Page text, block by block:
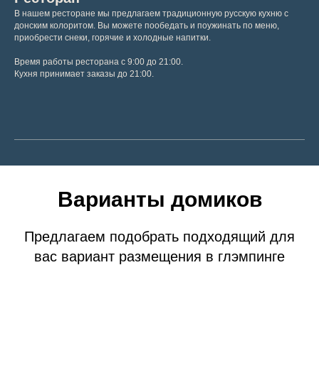
В нашем ресторане мы предлагаем традиционную русскую кухню с
донским колоритом. Вы можете пообедать и поужинать по меню,
приобрести снеки, горячие и холодные напитки.
Время работы ресторана c 9:00 до 21:00.
Кухня принимает заказы до 21:00.
Варианты домиков
Предлагаем подобрать подходящий для
вас вариант размещения в глэмпинге